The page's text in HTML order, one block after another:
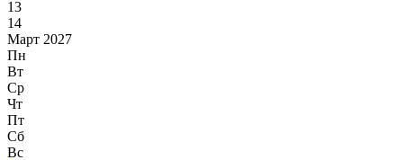
13
14
Март 2027
Пн
Вт
Ср
Чт
Пт
Сб
Вс